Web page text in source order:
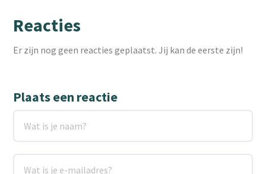
Reacties
Er zijn nog geen reacties geplaatst. Jij kan de eerste zijn!
Plaats een reactie